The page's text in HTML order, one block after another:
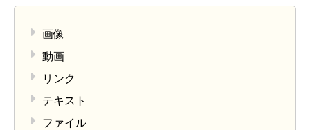
画像
動画
リンク
テキスト
ファイル